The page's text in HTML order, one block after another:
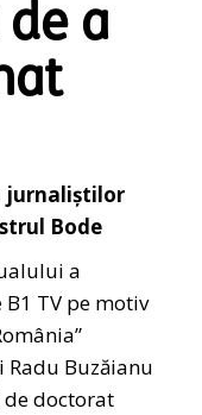
a
jurnaliștilor
Bode
a
TV pe motiv
Radu Buzăianu
doctorat